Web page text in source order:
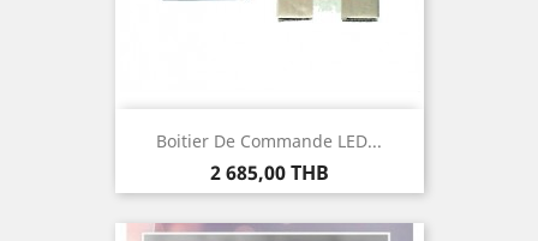
Boitier De Commande LED...
Prix
2 685,00 THB